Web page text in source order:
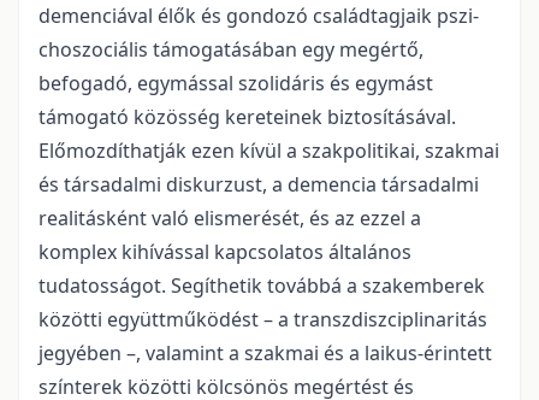
demenciával élők és gondozó családtagjaik pszi­
choszociális támogatásában egy megértő,
befogadó, egymással szolidáris és egymást
támogató közösség kereteinek biztosításával.
Előmozdíthatják ezen kívül a szakpolitikai, szakmai
és társa­dalmi diskurzust, a demencia társadalmi
realitásként való elismerését, és az ezzel a
komplex ki­hívással kapcsolatos általános
tudatosságot. Segíthetik továbbá a szakemberek
közötti együtt­működést – a transzdiszciplinaritás
jegyében –, valamint a szakmai és a laikus-érintett
színterek közötti kölcsönös megértést és